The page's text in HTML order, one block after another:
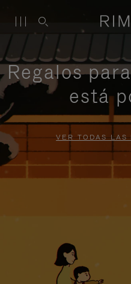
Regalos
está
VER TODAS LAS